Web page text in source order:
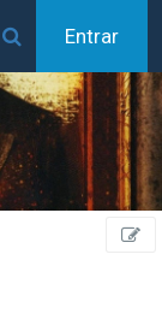
Entrar